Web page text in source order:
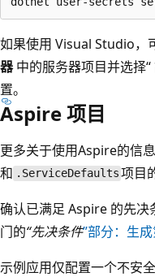
如果使用 Visual Studio，
器中的服务器项目并选择“
置。
Aspire 项目
更多关于使用Aspire的信
和 .ServiceDefaults 项目
确认已满足 Aspire 的先决
门的“先决条件”部分：生
示例应用仅配置一个不安